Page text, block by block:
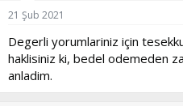
21 Şub 2021
Degerli yorumlariniz için
haklisiniz ki, bedel odemeden
anladim.